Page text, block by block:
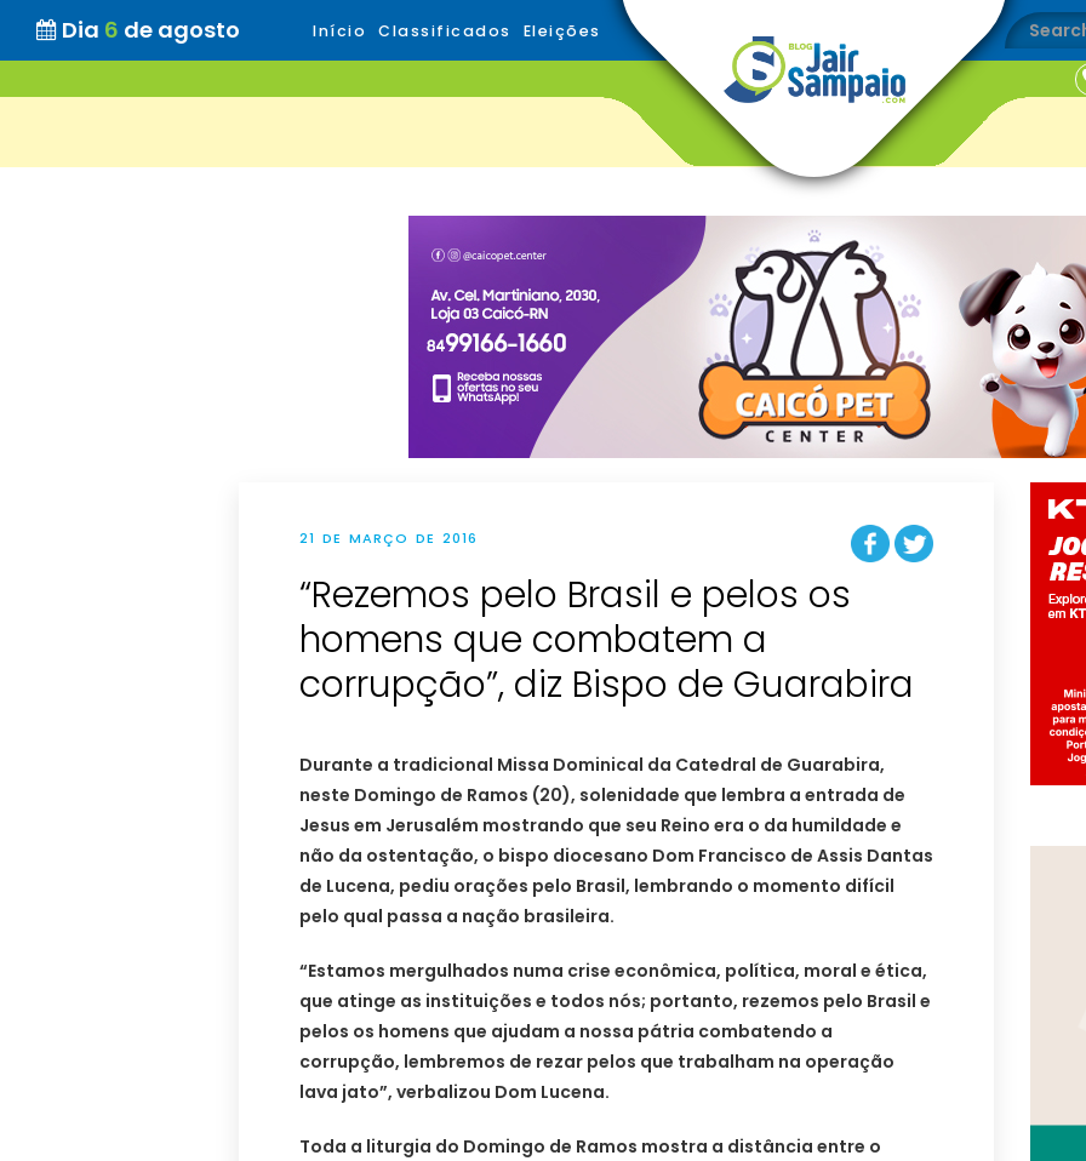
Dia 6 de agosto Início Classificados Eleições
21 DE MARÇO DE 2016
“Rezemos pelo Brasil e pelos os
homens que combatem a
corrupção”, diz Bispo de Guarabira
Durante a tradicional Missa Dominical da Catedral de Guarabira,
neste Domingo de Ramos (20), solenidade que lembra a entrada de
Jesus em Jerusalém mostrando que seu Reino era o da humildade e
não da ostentação, o bispo diocesano Dom Francisco de Assis Dantas
de Lucena, pediu orações pelo Brasil, lembrando o momento difícil
pelo qual passa a nação brasileira.
“Estamos mergulhados numa crise econômica, política, moral e ética,
que atinge as instituições e todos nós; portanto, rezemos pelo Brasil e
pelos os homens que ajudam a nossa pátria combatendo a
corrupção, lembremos de rezar pelos que trabalham na operação
lava jato”, verbalizou Dom Lucena.
Toda a liturgia do Domingo de Ramos mostra a distância entre o